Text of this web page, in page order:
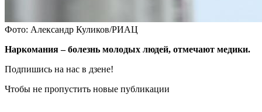
Фото: Александр Куликов/РИАЦ
Наркомания – болезнь молодых людей, отмечают медики.
Подпишись на нас в дзене!
Чтобы не пропустить новые публикации